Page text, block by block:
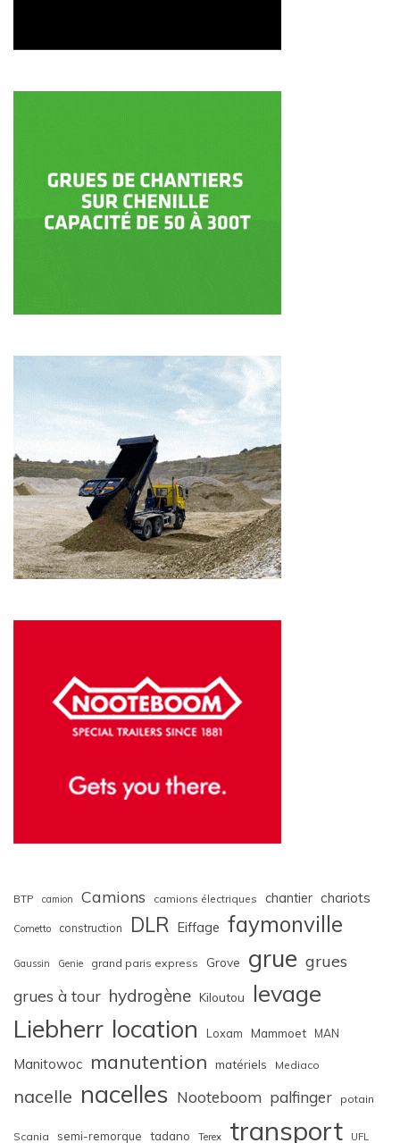
BTP camion Camions camions électriques chantier chariots
Cometto construction DLR Eiffage faymonville
Gaussin Genie grand paris express Grove grue grues
grues à tour hydrogène Kiloutou levage
Liebherr location Loxam Mammoet MAN
Manitowoc manutention matériels Mediaco
nacelle nacelles Nooteboom palfinger potain
Scania semi-remorque tadano Terex transport UFL